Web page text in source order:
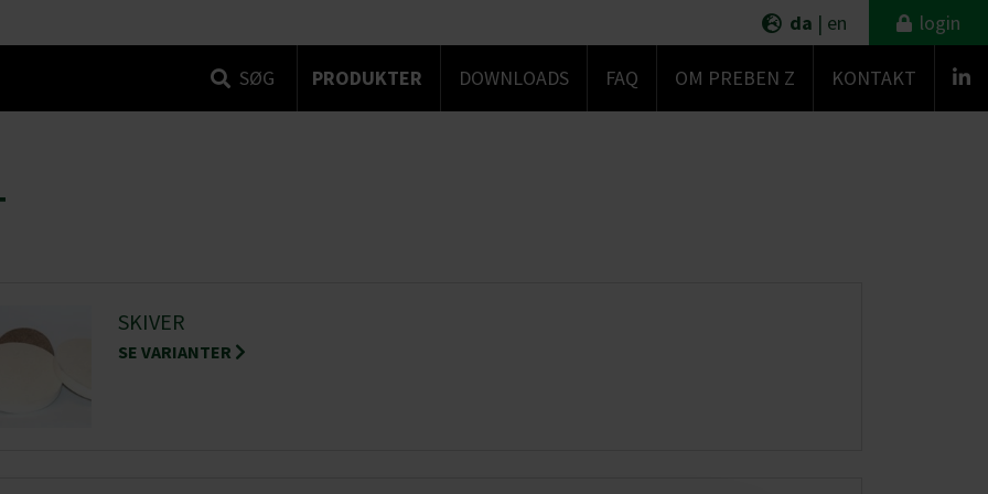
da | en login
SØG PRODUKTER DOWNLOADS FAQ OM PREBEN Z KONTAKT
SKIVER
SE VARIANTER